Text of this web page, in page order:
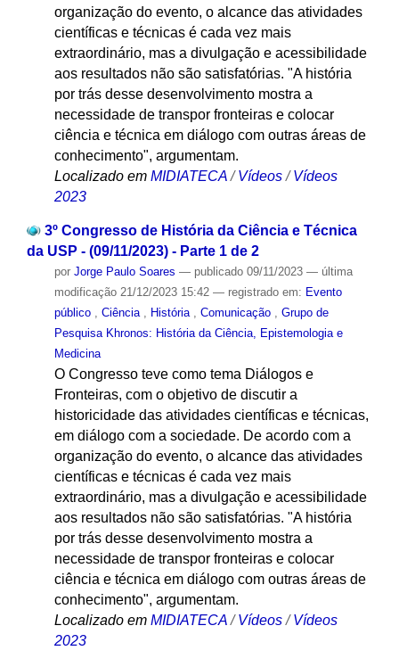
organização do evento, o alcance das atividades
científicas e técnicas é cada vez mais
extraordinário, mas a divulgação e acessibilidade
aos resultados não são satisfatórias. "A história
por trás desse desenvolvimento mostra a
necessidade de transpor fronteiras e colocar
ciência e técnica em diálogo com outras áreas de
conhecimento", argumentam.
Localizado em MIDIATECA /Vídeos /Vídeos
2023
3º Congresso de História da Ciência e Técnica
da USP - (09/11/2023) - Parte 1 de 2
por Jorge Paulo Soares — publicado09/11/2023 — última
modificação21/12/2023 15:42 — registrado em: Evento
público , Ciência , História , Comunicação , Grupo de
Pesquisa Khronos: História da Ciência, Epistemologia e
Medicina
O Congresso teve como tema Diálogos e
Fronteiras, com o objetivo de discutir a
historicidade das atividades científicas e técnicas,
em diálogo com a sociedade. De acordo com a
organização do evento, o alcance das atividades
científicas e técnicas é cada vez mais
extraordinário, mas a divulgação e acessibilidade
aos resultados não são satisfatórias. "A história
por trás desse desenvolvimento mostra a
necessidade de transpor fronteiras e colocar
ciência e técnica em diálogo com outras áreas de
conhecimento", argumentam.
Localizado em MIDIATECA /Vídeos /Vídeos
2023